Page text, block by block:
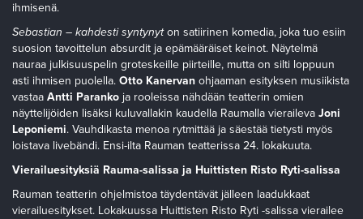
ihmisenä.
Sebastian – kahdesti syntynyton satiirinen komedia, joka tuo esiin
suosion tavoittelun absurdit ja epämääräiset keinot. Näytelmä
nauraa julkisuuspelin groteskeille piirteille, mutta on silti loppuun
asti ihmisen puolella. Otto Kanervan ohjaaman esityksen musiikista
vastaa Antti Paranko ja rooleissa nähdään teatterin omien
näyttelijöiden lisäksi kuluvallakin kaudella Raumalla vieraileva Joni
Leponiemi. Vauhdikasta menoa rytmittää ja säestää tietysti myös
loistava livebändi. Ensi-ilta Rauman teatterissa 24. lokakuuta.
Vierailuesityksiä Rauma-salissa ja Huittisten Risto Ryti-salissa
Rauman teatterin ohjelmistoa täydentävät jälleen laadukkaat
vierailuesitykset. Lokakuussa Huittisten Risto Ryti -salissa vierailee